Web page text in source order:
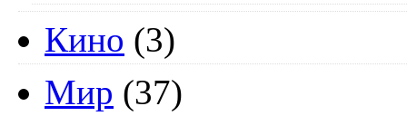
Кино (3)
Мир (37)